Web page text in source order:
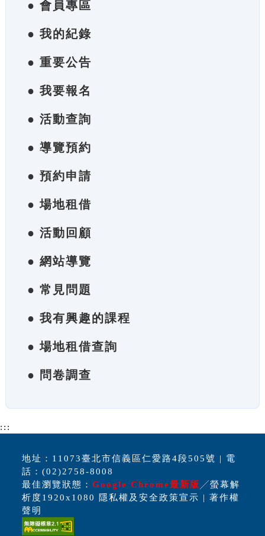
● 會員專區
● 我的紀錄
● 重要公告
● 我要報名
● 活動查詢
● 導覽預約
● 預約申請
● 場地租借
● 活動回顧
● 網站導覽
● 常見問題
● 我有興趣的課程
● 場地租借查詢
● 問卷調查
:::
地址：11073臺北市信義區仁愛路4段505號 | 電
話：(02)2758-8008
最佳瀏覽狀態：Google Chrome最新版 ╱螢幕解
析度1920x1080 隱私權及安全政策宣示 | 著作權
聲明